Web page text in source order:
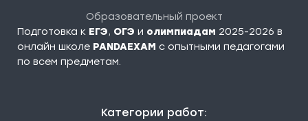
Образовательный проект
Подготовка к ЕГЭ, ОГЭ и олимпиадам 2025-2026 в
онлайн школе PANDAEXAM c опытными педагогами
по всем предметам.
Категории работ: